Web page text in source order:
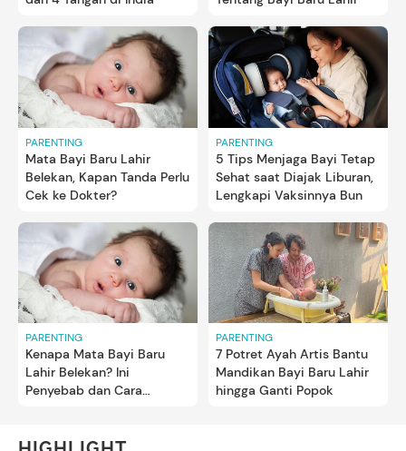
PARENTING
Mata Bayi Baru Lahir
Belekan, Kapan Tanda Perlu
Cek ke Dokter?
PARENTING
5 Tips Menjaga Bayi Tetap
Sehat saat Diajak Liburan,
Lengkapi Vaksinnya Bun
PARENTING
Kenapa Mata Bayi Baru
Lahir Belekan? Ini
Penyebab dan Cara
PARENTING
7 Potret Ayah Artis Bantu
Mandikan Bayi Baru Lahir
hingga Ganti Popok